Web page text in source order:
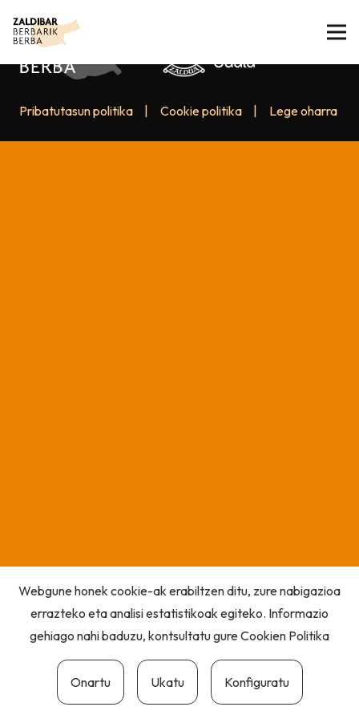
Pribatutasun politika Cookie politika Lege oharra
Webgune honek cookie-ak erabiltzen ditu, zure nabigazioa
errazteko eta analisi estatistikoak egiteko. Informazio
gehiago nahi baduzu, kontsultatu gureCookien Politika
Onartu Ukatu Konfiguratu